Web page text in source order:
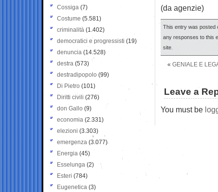
(da agenzie)
This entry was posted
any responses to this
site.
« GENIALE E
Leave a
You must be
Cossiga (7)
Costume (5.581)
criminalità (1.402)
democratici e progressisti (19)
denuncia (14.528)
destra (573)
destradipopolo (99)
Di Pietro (101)
Diritti civili (276)
don Gallo (9)
economia (2.331)
elezioni (3.303)
emergenza (3.077)
Energia (45)
Esselunga (2)
Esteri (784)
Eugenetica (3)